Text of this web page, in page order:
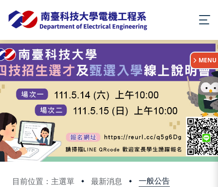
目前位置：主選單 最新消息 一般公告
:::
MENU